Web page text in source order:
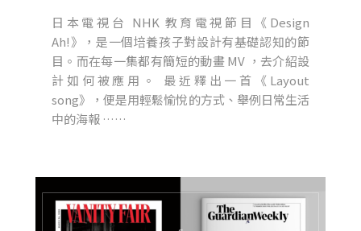
日本電視台 NHK 教育電視節目《Design
Ah!》，是一個培養孩子對設計有基礎認知的節
目。而在每一集都有簡短的動畫 MV ，去介紹設
計如何被應用。 最近釋出一首《Layout
song》，便是用輕鬆愉悅的方式、舉例日常生活
中的海報 ……